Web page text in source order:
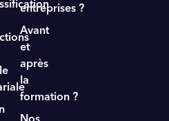
entreprises ?
Avant
et
après
la
formation ?